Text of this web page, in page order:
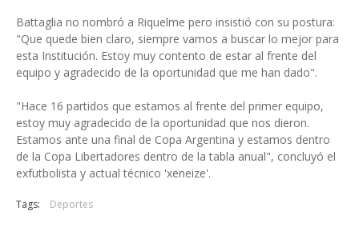
Battaglia no nombró a Riquelme pero insistió con su postura:
"Que quede bien claro, siempre vamos a buscar lo mejor para
esta Institución. Estoy muy contento de estar al frente del
equipo y agradecido de la oportunidad que me han dado".
"Hace 16 partidos que estamos al frente del primer equipo,
estoy muy agradecido de la oportunidad que nos dieron.
Estamos ante una final de Copa Argentina y estamos dentro
de la Copa Libertadores dentro de la tabla anual", concluyó el
exfutbolista y actual técnico 'xeneize'.
Tags: Deportes